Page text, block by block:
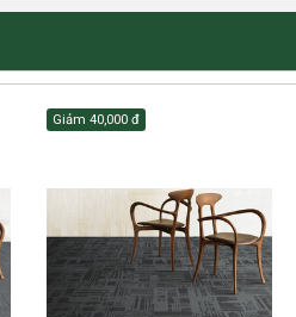
Giảm 40,000 đ